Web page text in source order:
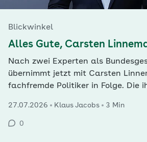
Blickwinkel
Alles Gute, Carsten
Nach zwei Experten als
übernimmt jetzt mit Carsten
fachfremde Politiker in Folge. Die
Erfolgsgarant jedoch kaum
27.07.2026 Klaus Jacobs 3 Min
0